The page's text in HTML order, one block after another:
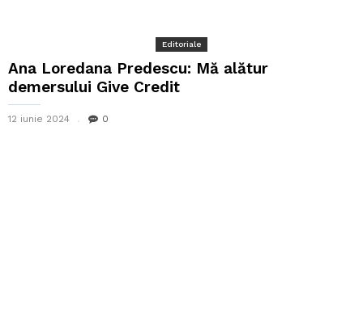
Editoriale
Ana Loredana Predescu: Mă alătur
demersului Give Credit
12 iunie 2024 0